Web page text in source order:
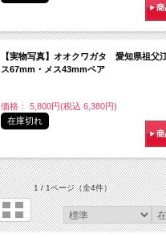
【実物写真】オオクワガタ 愛知県祖
ス67mm・メス43mmペア
価格： 5,800円(税込 6,380円)
在庫切れ
1 / 1ページ（全4件）